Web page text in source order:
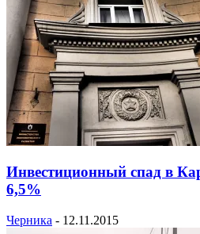
Инвестиционный спад в
6,5%
Черника - 12.11.2015